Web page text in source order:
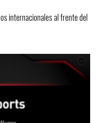
internacionales al frente del